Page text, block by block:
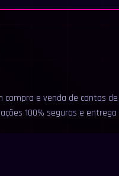
compra e venda de contas de
100% seguras e entrega